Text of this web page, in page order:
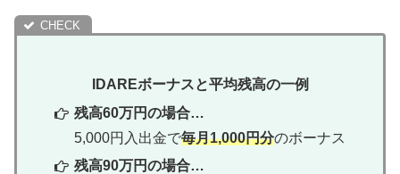
IDAREボーナスと平均残高の一例
残高60万円の場合…
5,000円入出金で毎月1,000円分のボーナス
残高90万円の場合…